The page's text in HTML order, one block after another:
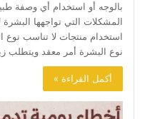
بالوجه أو استخدام أي وصفة
المشكلات التي تواجهها
استخدام منتجات لا تناسب نوع
نوع البشرة أمر معقد ويتطلب
أكمل القراءة »